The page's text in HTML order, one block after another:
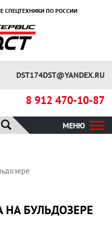
СПЕЦТЕХНИКИ ПО РОССИИ
DST174DST@YANDEX.RU
8 912 470-10-87
МЕНЮ
НА БУЛЬДОЗЕРЕ